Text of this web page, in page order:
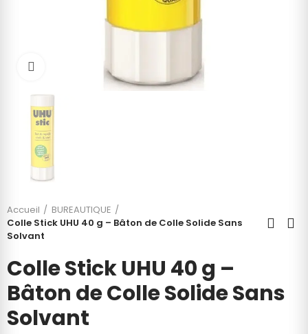
Cliquez pour agrandir
Accueil
BUREAUTIQUE
Colle Stick UHU 40 g – Bâton de Colle Solide Sans
Solvant
Colle Stick UHU 40 g –
Bâton de Colle Solide Sans
Solvant